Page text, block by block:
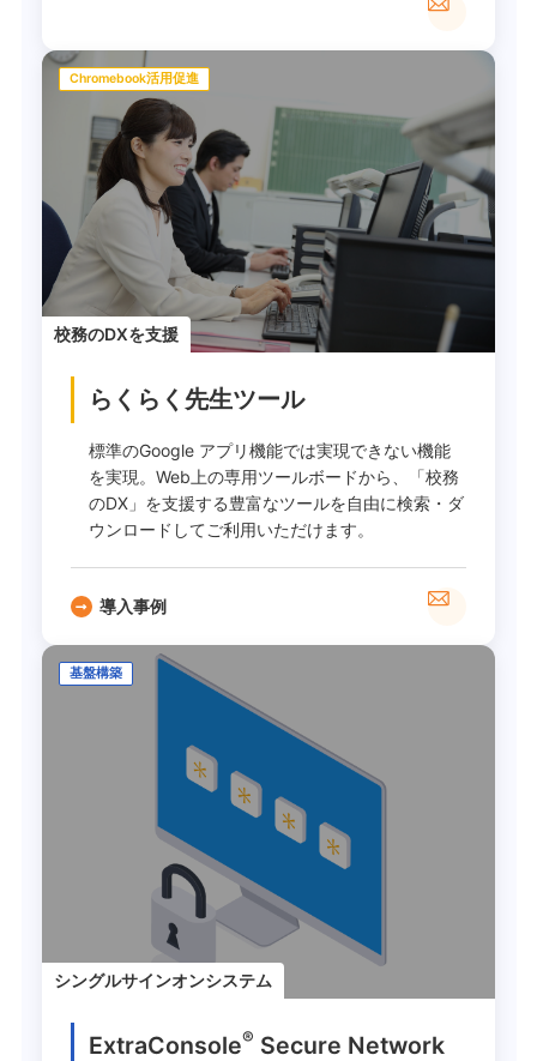
Chromebook活用促進
校務のDXを支援
らくらく先生ツール
標準のGoogle アプリ機能では実現できない機能
を実現。Web上の専用ツールボードから、「校務
のDX」を支援する豊富なツールを自由に検索・ダ
ウンロードしてご利用いただけます。
導入事例
基盤構築
シングルサインオンシステム
ExtraConsole® Secure Network